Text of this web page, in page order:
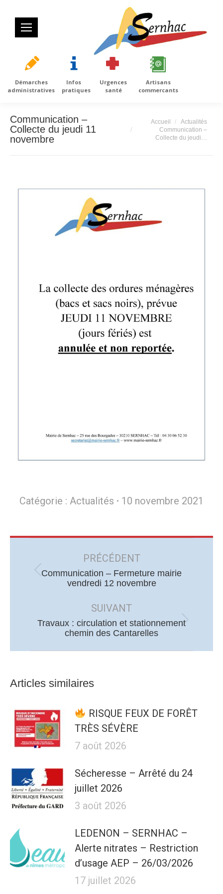
Démarches
administratives
Infos
pratiques
Urgences
santé
Artisans
commercants
Communication –
Collecte du jeudi 11
novembre
Vous êtes ici :
Accueil
Actualités
Communication –
Collecte du jeudi…
Catégorie : Actualités 10 novembre 2021
PRÉCÉDENT
Article
:
Communication – Fermeture mairie
vendredi 12 novembre
SUIVANT
Article
Travaux : circulation et stationnement
chemin des Cantarelles
Articles similaires
RISQUE FEUX DE FORÊT
TRÈS SÉVÈRE
7 août 2026
Sécheresse – Arrêté du 24
juillet 2026
3 août 2026
LEDENON – SERNHAC –
Alerte nitrates – Restriction
d’usage AEP – 26/03/2026
17 juillet 2026